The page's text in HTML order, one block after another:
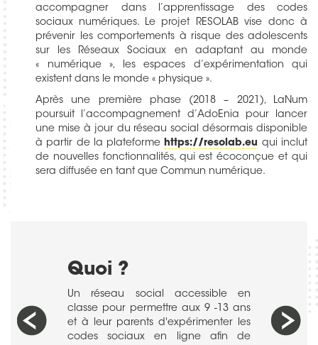
accompagner dans l’apprentissage des codes
sociaux numériques. Le projet RESOLAB vise donc à
prévenir les comportements à risque des adolescents
sur les Réseaux Sociaux en adaptant au monde
« numérique », les espaces d’expérimentation qui
existent dans le monde « physique ».
Après une première phase (2018 – 2021), LaNum
poursuit l’accompagnement d’AdoEnia pour lancer
une mise à jour du réseau social désormais disponible
à partir de la plateforme https://resolab.eu qui inclut
de nouvelles fonctionnalités, qui est écoconçue et qui
sera diffusée en tant que Commun numérique.
Quoi ?
Un réseau social accessible en
classe pour permettre aux 9 -13 ans
et à leur parents d'expérimenter les
codes sociaux en ligne afin de
Le
Open